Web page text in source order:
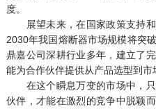
度。
展望未来，在国家政策支持和
2030年我国熔断器市场规模将突
鼎嘉公司深耕行业多年，建立了
能为合作伙伴提供从产品选型到市
在这个瞬息万变的市场中，只
伙伴，才能在激烈的竞争中脱颖